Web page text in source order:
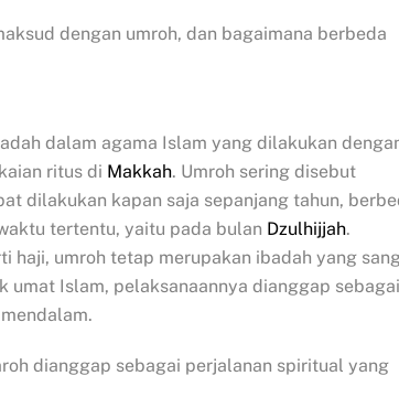
dengan umroh, dan bagaimana berbeda
dalam agama Islam yang dilakukan
ritus di Makkah. Umroh sering disebut
dilakukan kapan saja sepanjang tahun,
tertentu, yaitu pada bulan Dzulhijjah.
haji, umroh tetap merupakan ibadah yang
umat Islam, pelaksanaannya dianggap sebagai
dianggap sebagai perjalanan spiritual yang